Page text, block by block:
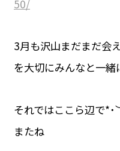
50/
3月も沢山まだまだ会
を大切にみんなと一
それではここら辺で
またね